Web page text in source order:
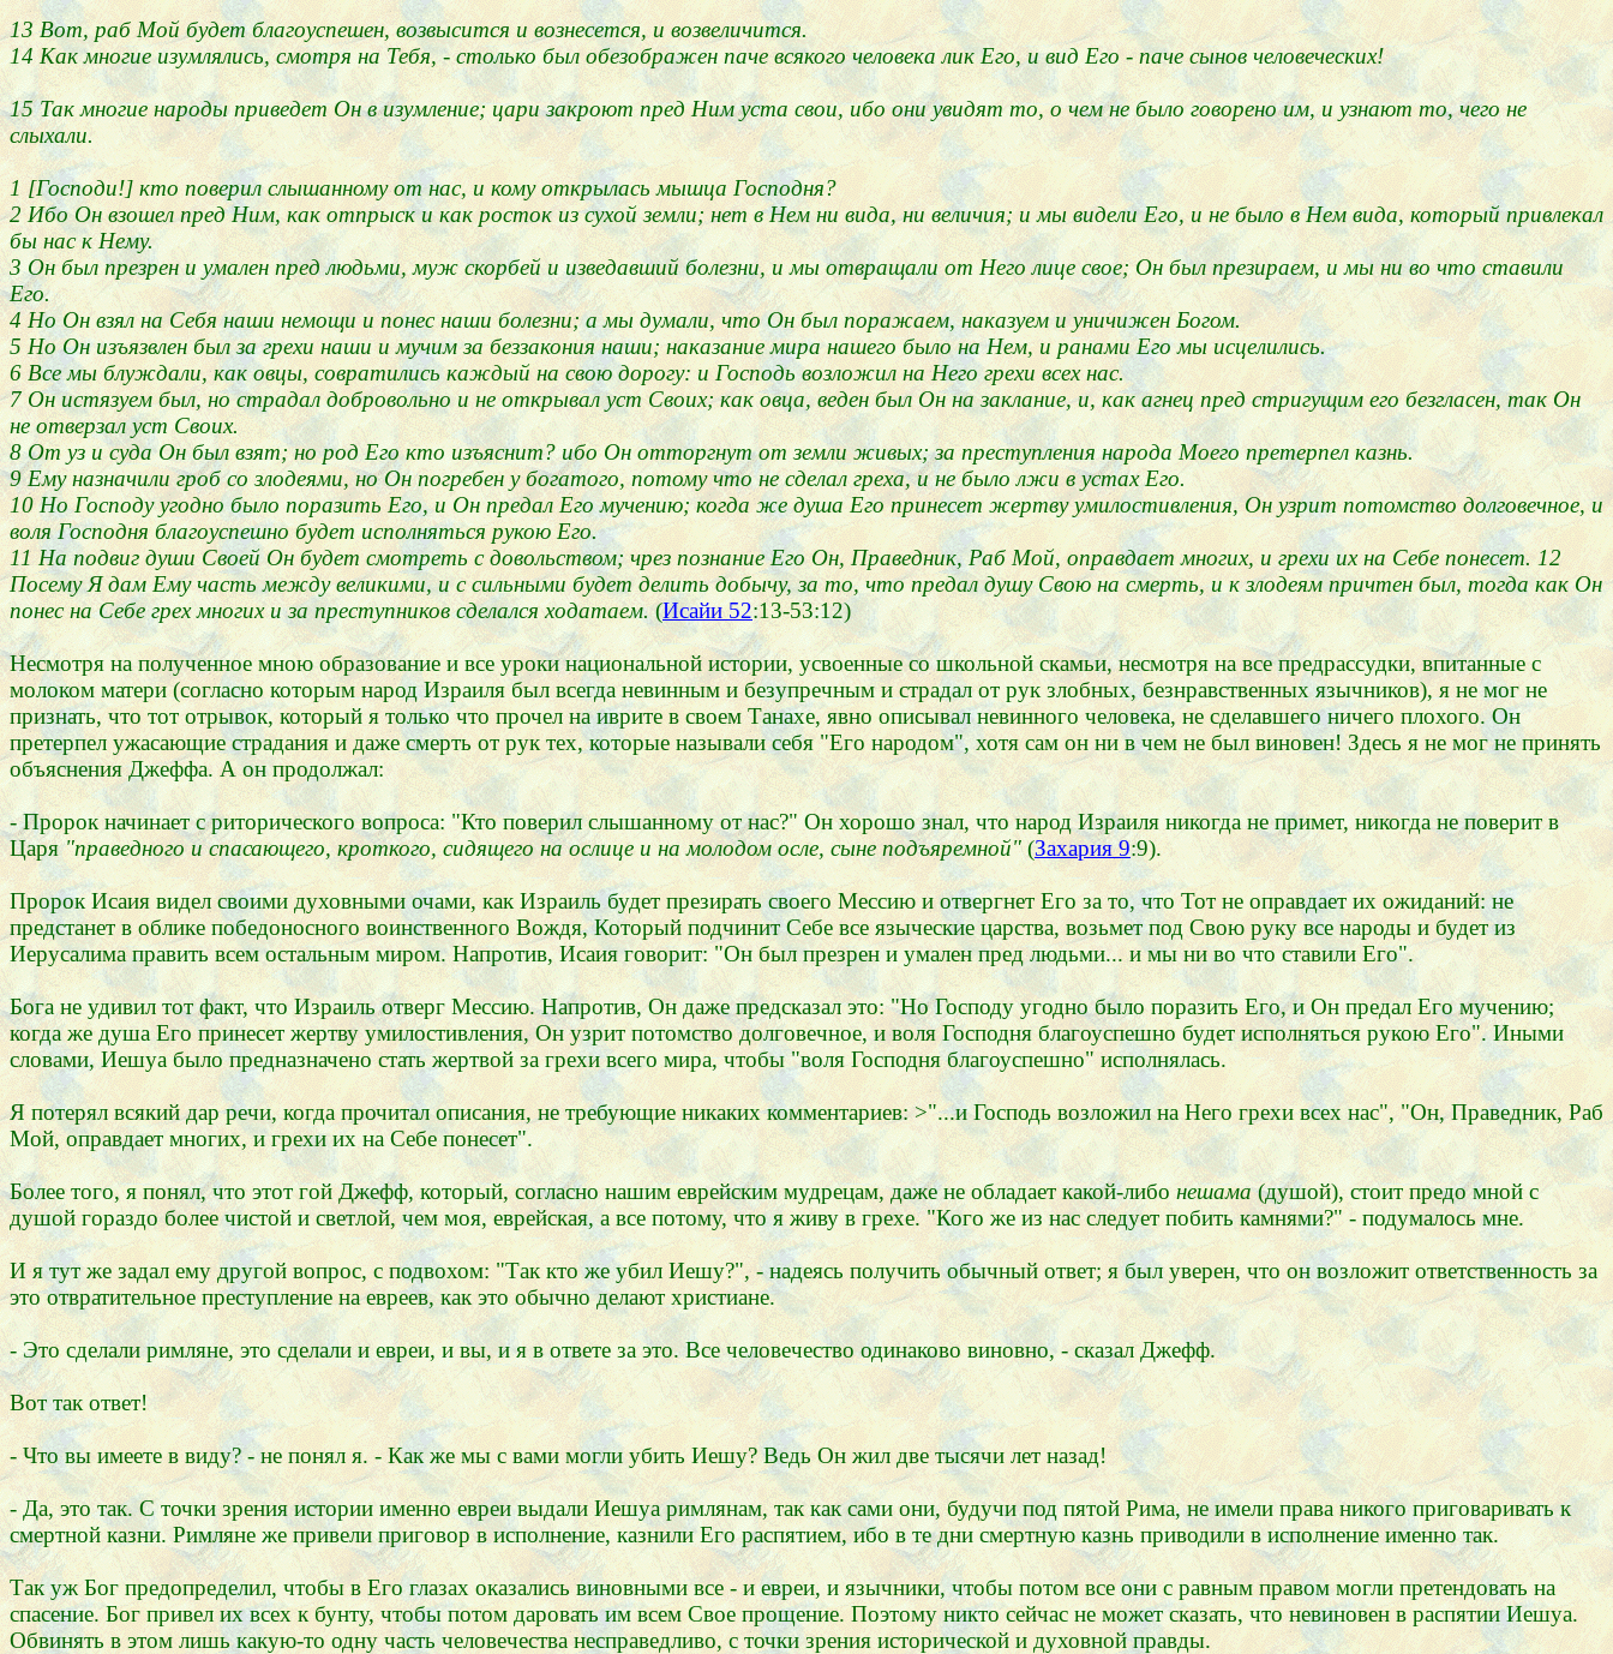
13 Вот, раб Мой будет благоуспешен, возвысится и вознесется, и возвеличится.
14 Как многие изумлялись, смотря на Тебя, - столько был обезображен паче всякого человека лик Его, и вид Его - паче сынов человеческих!
15 Так многие народы приведет Он в изумление; цари закроют пред Ним уста свои, ибо они увидят то, о чем не было говорено им, и узнают то, чего не
слыхали.
1 [Господи!] кто поверил слышанному от нас, и кому открылась мышца Господня?
2 Ибо Он взошел пред Ним, как отпрыск и как росток из сухой земли; нет в Нем ни вида, ни величия; и мы видели Его, и не было в Нем вида, который привлекал
бы нас к Нему.
3 Он был презрен и умален пред людьми, муж скорбей и изведавший болезни, и мы отвращали от Него лице свое; Он был презираем, и мы ни во что ставили
Его.
4 Но Он взял на Себя наши немощи и понес наши болезни; а мы думали, что Он был поражаем, наказуем и уничижен Богом.
5 Но Он изъязвлен был за грехи наши и мучим за беззакония наши; наказание мира нашего было на Нем, и ранами Его мы исцелились.
6 Все мы блуждали, как овцы, совратились каждый на свою дорогу: и Господь возложил на Него грехи всех нас.
7 Он истязуем был, но страдал добровольно и не открывал уст Своих; как овца, веден был Он на заклание, и, как агнец пред стригущим его безгласен, так Он
не отверзал уст Своих.
8 От уз и суда Он был взят; но род Его кто изъяснит? ибо Он отторгнут от земли живых; за преступления народа Моего претерпел казнь.
9 Ему назначили гроб со злодеями, но Он погребен у богатого, потому что не сделал греха, и не было лжи в устах Его.
10 Но Господу угодно было поразить Его, и Он предал Его мучению; когда же душа Его принесет жертву умилостивления, Он узрит потомство долговечное, и
воля Господня благоуспешно будет исполняться рукою Его.
11 На подвиг души Своей Он будет смотреть с довольством; чрез познание Его Он, Праведник, Раб Мой, оправдает многих, и грехи их на Себе понесет. 12
Посему Я дам Ему часть между великими, и с сильными будет делить добычу, за то, что предал душу Свою на смерть, и к злодеям причтен был, тогда как Он
понес на Себе грех многих и за преступников сделался ходатаем.(Исайи 52:13-53:12)
Несмотря на полученное мною образование и все уроки национальной истории, усвоенные со школьной скамьи, несмотря на все предрассудки, впитанные с
молоком матери (согласно которым народ Израиля был всегда невинным и безупречным и страдал от рук злобных, безнравственных язычников), я не мог не
признать, что тот отрывок, который я только что прочел на иврите в своем Танахе, явно описывал невинного человека, не сделавшего ничего плохого. Он
претерпел ужасающие страдания и даже смерть от рук тех, которые называли себя "Его народом", хотя сам он ни в чем не был виновен! Здесь я не мог не принять
объяснения Джеффа. А он продолжал:
- Пророк начинает с риторического вопроса: "Кто поверил слышанному от нас?" Он хорошо знал, что народ Израиля никогда не примет, никогда не поверит в
Царя"праведного и спасающего, кроткого, сидящего на ослице и на молодом осле, сыне подъяремной"(Захария 9:9).
Пророк Исаия видел своими духовными очами, как Израиль будет презирать своего Мессию и отвергнет Его за то, что Тот не оправдает их ожиданий: не
предстанет в облике победоносного воинственного Вождя, Который подчинит Себе все языческие царства, возьмет под Свою руку все народы и будет из
Иерусалима править всем остальным миром. Напротив, Исаия говорит: "Он был презрен и умален пред людьми... и мы ни во что ставили Его".
Бога не удивил тот факт, что Израиль отверг Мессию. Напротив, Он даже предсказал это: "Но Господу угодно было поразить Его, и Он предал Его мучению;
когда же душа Его принесет жертву умилостивления, Он узрит потомство долговечное, и воля Господня благоуспешно будет исполняться рукою Его". Иными
словами, Иешуа было предназначено стать жертвой за грехи всего мира, чтобы "воля Господня благоуспешно" исполнялась.
Я потерял всякий дар речи, когда прочитал описания, не требующие никаких комментариев: >"...и Господь возложил на Него грехи всех нас", "Он, Праведник, Раб
Мой, оправдает многих, и грехи их на Себе понесет".
Более того, я понял, что этот гой Джефф, который, согласно нашим еврейским мудрецам, даже не обладает какой-либонешама(душой), стоит предо мной с
душой гораздо более чистой и светлой, чем моя, еврейская, а все потому, что я живу в грехе. "Кого же из нас следует побить камнями?" - подумалось мне.
И я тут же задал ему другой вопрос, с подвохом: "Так кто же убил Иешу?", - надеясь получить обычный ответ; я был уверен, что он возложит ответственность за
это отвратительное преступление на евреев, как это обычно делают христиане.
- Это сделали римляне, это сделали и евреи, и вы, и я в ответе за это. Все человечество одинаково виновно, - сказал Джефф.
Вот так ответ!
- Что вы имеете в виду? - не понял я. - Как же мы с вами могли убить Иешу? Ведь Он жил две тысячи лет назад!
- Да, это так. С точки зрения истории именно евреи выдали Иешуа римлянам, так как сами они, будучи под пятой Рима, не имели права никого приговаривать к
смертной казни. Римляне же привели приговор в исполнение, казнили Его распятием, ибо в те дни смертную казнь приводили в исполнение именно так.
Так уж Бог предопределил, чтобы в Его глазах оказались виновными все - и евреи, и язычники, чтобы потом все они с равным правом могли претендовать на
спасение. Бог привел их всех к бунту, чтобы потом даровать им всем Свое прощение. Поэтому никто сейчас не может сказать, что невиновен в распятии Иешуа.
Обвинять в этом лишь какую-то одну часть человечества несправедливо, с точки зрения исторической и духовной правды.